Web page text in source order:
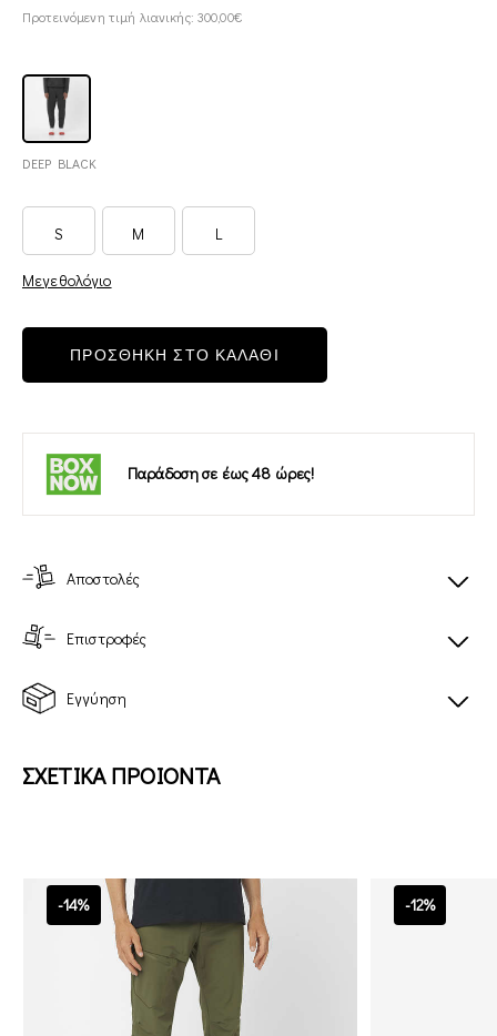
Προτεινόμενη τιμή λιανικής: 300,00€
DEEP BLACK
S M L
Μεγεθολόγιο
ΠΡΟΣΘΗΚΗ ΣΤΟ ΚΑΛΑΘΙ
Παράδοση σε έως 48 ώρες!
Αποστολές
Επιστροφές
Εγγύηση
ΣΧΕΤΙΚΑ ΠΡΟΙΟΝΤΑ
-14% -12%